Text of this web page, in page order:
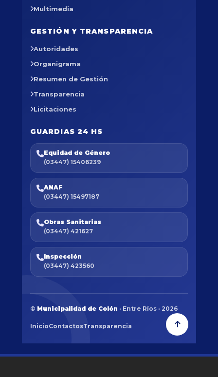
Multimedia
GESTIÓN Y TRANSPARENCIA
Autoridades
Organigrama
Resumen de Gestión
Transparencia
Licitaciones
GUARDIAS 24 HS
Equidad de Género
(03447) 15406239
ANAF
(03447) 15497187
Obras Sanitarias
(03447) 421627
Inspección
(03447) 423560
© Municipalidad de Colón · Entre Ríos · 2026
InicioContactosTransparencia